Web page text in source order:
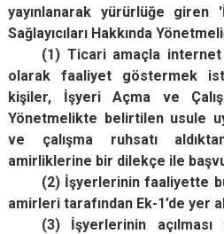
Beyağaç
Bozkurt
Buldan
Çal
Çameli
yayınlanarak yürürlüğe giren
Sağlayıcıları Hakkında
(1) Ticari amaçla internet
olarak faaliyet göstermek
kişiler, İşyeri Açma ve
Yönetmelikte belirtilen usule
ve çalışma ruhsatı
amirliklerine bir dilekçe ile
(2) İşyerlerinin faaliyette
amirleri tarafından Ek-1’de yer
(3) İşyerlerinin açılması